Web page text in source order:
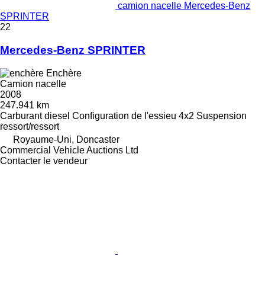
camion nacelle Mercedes-Benz
SPRINTER
22
Mercedes-Benz SPRINTER
Enchère
Camion nacelle
2008
247.941 km
Carburant diesel Configuration de l'essieu 4x2 Suspension
ressort/ressort
Royaume-Uni, Doncaster
Commercial Vehicle Auctions Ltd
Contacter le vendeur